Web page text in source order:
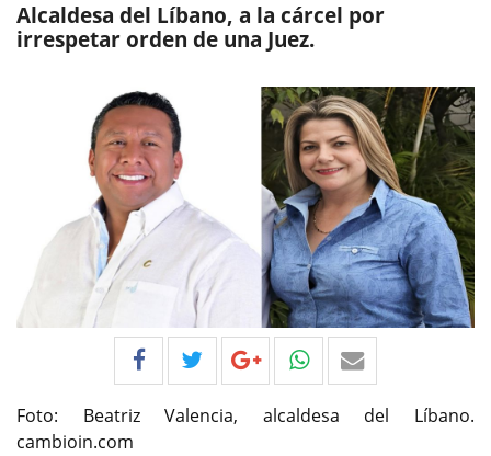
Alcaldesa del Líbano, a la cárcel por
irrespetar orden de una Juez.
Foto: Beatriz Valencia, alcaldesa del Líbano.
cambioin.com